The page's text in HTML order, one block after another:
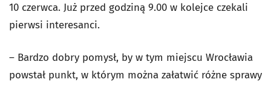
10 czerwca. Już przed godziną 9.00 w kolejce czekali
pierwsi interesanci.
– Bardzo dobry pomysł, by w tym miejscu Wrocławia
powstał punkt, w którym można załatwić różne sprawy